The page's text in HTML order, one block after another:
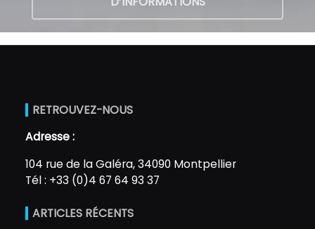
RETROUVEZ-NOUS
Adresse :
104 rue de la Galéra, 34090 Montpellier
Tél : +33 (0)4 67 64 93 37
ARTICLES RÉCENTS